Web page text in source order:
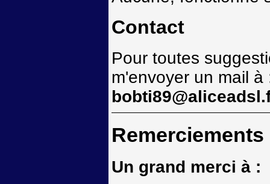
Contact
Pour toutes
m'envoyer un mail à
Remerciements
Un grand merci à :